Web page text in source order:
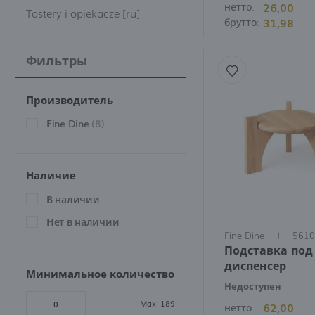
Tostery i opiekacze [ru]
Фильтры
Производитель
Fine Dine (8)
Наличие
В наличии
Нет в наличии
Минимальное количество
- Max: 189
szeroki asortyment
śniadaniowym. Jeśli
Aspektem, który
natomiast większe
pojemność i
do potrzeb Państwa
нетто: 26,00
брутто: 31,98
Fine Dine
Подставка под
диспенсер
Недоступен
нетто: 62,00